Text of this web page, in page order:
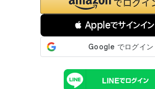
 Appleでサインイン